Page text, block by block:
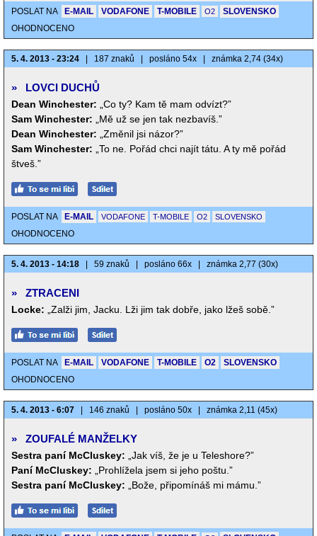
POSLAT NA E-MAIL VODAFONE T-MOBILE O2
SLOVENSKO
OHODNOCENO
5. 4. 2013 - 23:24 187 znaků posláno 54x známka 2,74 (34x)
» LOVCI DUCHŮ
Dean Winchester:
„Co ty? Kam tě mam odvízt?”
Sam Winchester:
„Mě už se jen tak nezbavíš.”
Dean Winchester:
„Změnil jsi názor?”
Sam Winchester:
„To ne. Pořád chci najít tátu. A ty mě pořád
štveš.”
POSLAT NA E-MAIL VODAFONE T-MOBILE O2 SLOVENSKO
OHODNOCENO
5. 4. 2013 - 14:18 59 znaků posláno 66x známka 2,77 (30x)
» ZTRACENI
Locke: „Zalži jim, Jacku. Lži jim tak dobře, jako lžeš sobě.”
POSLAT NA E-MAIL VODAFONE T-MOBILE O2
SLOVENSKO
OHODNOCENO
5. 4. 2013 - 6:07 146 znaků posláno 50x známka 2,11 (45x)
» ZOUFALÉ MANŽELKY
Sestra paní McCluskey:
„Jak víš, že je u Teleshore?”
Paní McCluskey:
„Prohlížela jsem si jeho poštu.”
Sestra paní McCluskey:
„Bože, připomínáš mi mámu.”